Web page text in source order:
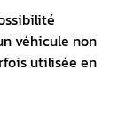
véhicule non
utilisée en